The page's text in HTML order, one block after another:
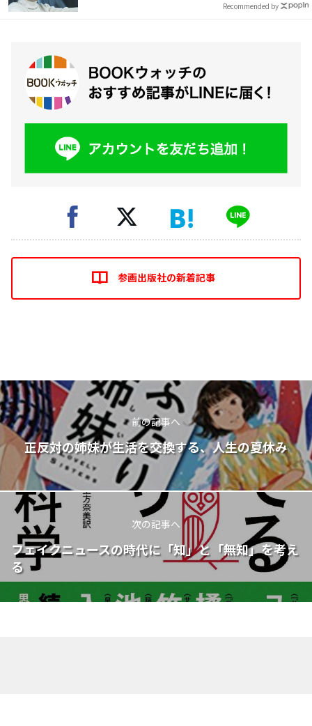
Recommended by
参画出版社の新着記事
前の記事へ
正反対の姉妹が生活を交換する、人生の夏休み
次の記事へ
フェイクニュースの時代に「知」と「無知」を考え
る